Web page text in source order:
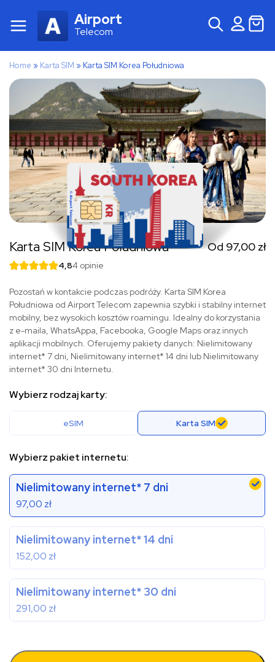
Airport
Telecom
Home » Karta SIM » Karta SIM Korea Południowa
Karta SIM Korea Południowa Od 97,00 zł
4,84 opinie
Pozostań w kontakcie podczas podróży. Karta SIM Korea
Południowa od Airport Telecom zapewnia szybki i stabilny internet
mobilny, bez wysokich kosztów roamingu. Idealny do korzystania
z e-maila, WhatsAppa, Facebooka, Google Maps oraz innych
aplikacji mobilnych. Oferujemy pakiety danych: Nielimitowany
internet* 7 dni, Nielimitowany internet* 14 dni lub Nielimitowany
internet* 30 dni Internetu.
Wybierz rodzaj karty:
eSIM Karta SIM
Wybierz pakiet internetu:
Nielimitowany internet* 7 dni
97,00 zł
Nielimitowany internet* 14 dni
152,00 zł
Nielimitowany internet* 30 dni
291,00 zł